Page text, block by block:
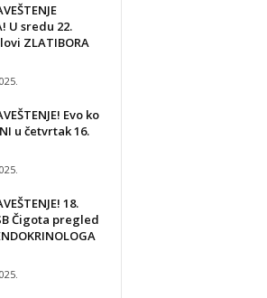
U sredu 22.
ZLATIBORA
Evo ko
u četvrtak 16.
18.
Čigota pregled